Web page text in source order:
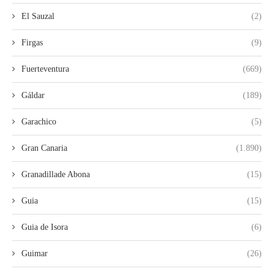
El Sauzal (2)
Firgas (9)
Fuerteventura (669)
Gáldar (189)
Garachico (5)
Gran Canaria (1.890)
Granadillade Abona (15)
Guia (15)
Guia de Isora (6)
Guimar (26)